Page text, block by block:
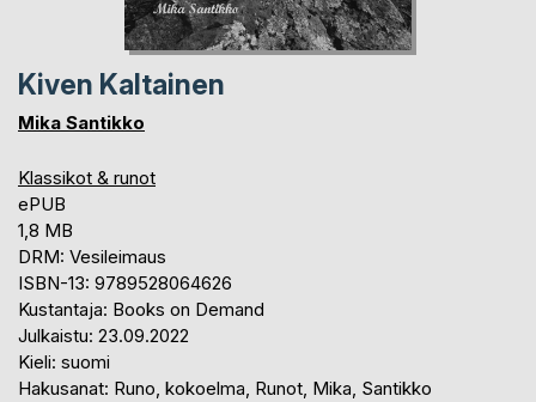
Kiven Kaltainen
Mika Santikko
Klassikot & runot
ePUB
1,8 MB
DRM: Vesileimaus
ISBN-13: 9789528064626
Kustantaja: Books on Demand
Julkaistu: 23.09.2022
Kieli: suomi
Hakusanat: Runo, kokoelma, Runot, Mika, Santikko